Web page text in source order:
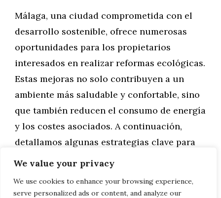
We value your privacy
We use cookies to enhance your browsing experience,
serve personalized ads or content, and analyze our
Málaga, una ciudad comprometida con el
desarrollo sostenible, ofrece numerosas
oportunidades para los propietarios
interesados en realizar reformas ecológicas.
Estas mejoras no solo contribuyen a un
ambiente más saludable y confortable, sino
que también reducen el consumo de energía
y los costes asociados. A continuación,
detallamos algunas estrategias clave para
incrementar la eficiencia energética a …
Leer más